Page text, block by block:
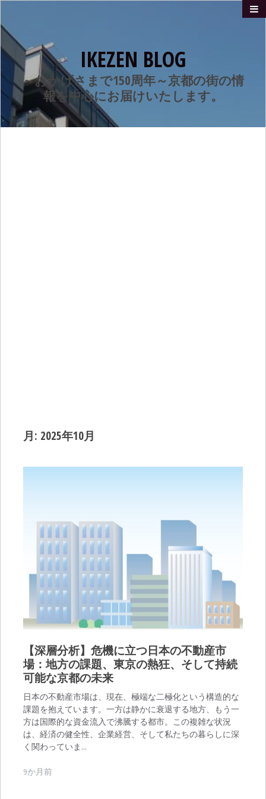
IKEZEN BLOG
～おかげさまで150周年～京都の街の情
報を中心にお届けいたします。
月: 2025年10月
【深層分析】危機に立つ日本の不動産市
場：地方の課題、東京の熱狂、そして持続
可能な京都の未来
日本の不動産市場は、現在、極端な二極化という構造的な
課題を抱えています。一方は静かに衰退する地方、もう一
方は国際的な資金流入で沸騰する都市。この複雑な状況
は、経済の健全性、企業経営、そして私たちの暮らしに深
く関わっていま…
9か月前